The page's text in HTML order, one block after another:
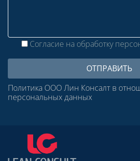
Согласие на обработку
Политика ООО Лин Консалт в
персональных данных